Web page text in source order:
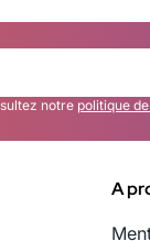
notre politique
A